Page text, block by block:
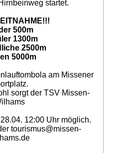
startet.
500m
1300m
2500m
5000m
am Missener
sorgt der TSV Missen-
12:00 Uhr möglich.
tourismus@missen-